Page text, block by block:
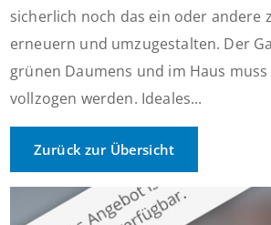
sicherlich noch das ein oder andere
erneuern und umzugestalten. Der
grünen Daumens und im Haus
vollzogen werden. Ideales...
Zurück zur Übersicht